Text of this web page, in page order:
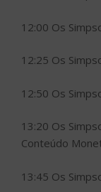
12:00 Os
12:25 Os
12:50 Os
13:20 Os
Conteúdo
13:45 Os